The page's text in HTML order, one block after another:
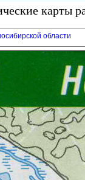
карты
области